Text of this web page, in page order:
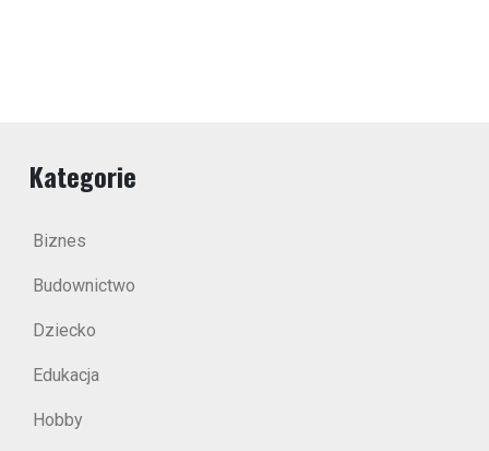
Kategorie
Biznes
Budownictwo
Dziecko
Edukacja
Hobby